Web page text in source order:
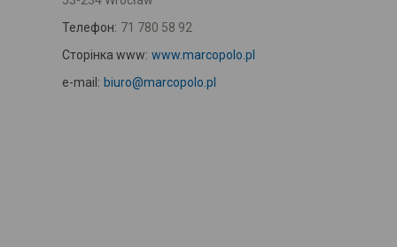
Телефон: 71 780 58 92
Сторінка www: www.marcopolo.pl
e-mail: biuro@marcopolo.pl